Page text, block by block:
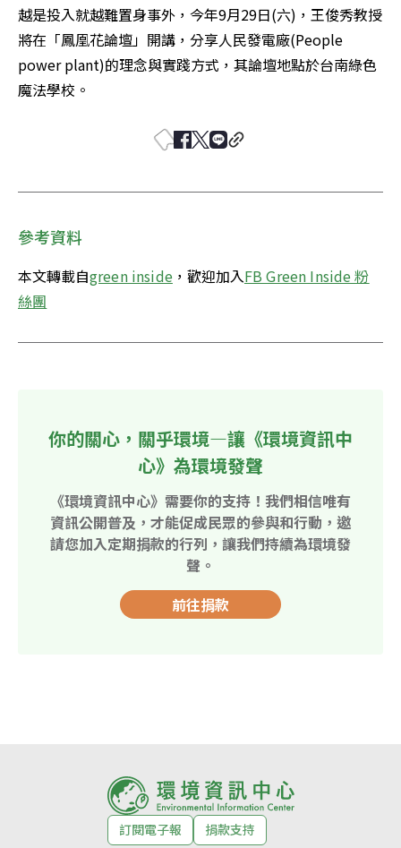
越是投入就越難置身事外，今年9月29日(六)，王俊秀教授
將在「鳳凰花論壇」開講，分享人民發電廠(People
power plant)的理念與實踐方式，其論壇地點於台南綠色
魔法學校。
參考資料
本文轉載自green inside，歡迎加入FB Green Inside 粉
絲團
你的關心，關乎環境—讓《環境資訊中
心》為環境發聲
《環境資訊中心》需要你的支持！我們相信唯有
資訊公開普及，才能促成民眾的參與和行動，邀
請您加入定期捐款的行列，讓我們持續為環境發
聲。
前往捐款
訂閱電子報 捐款支持